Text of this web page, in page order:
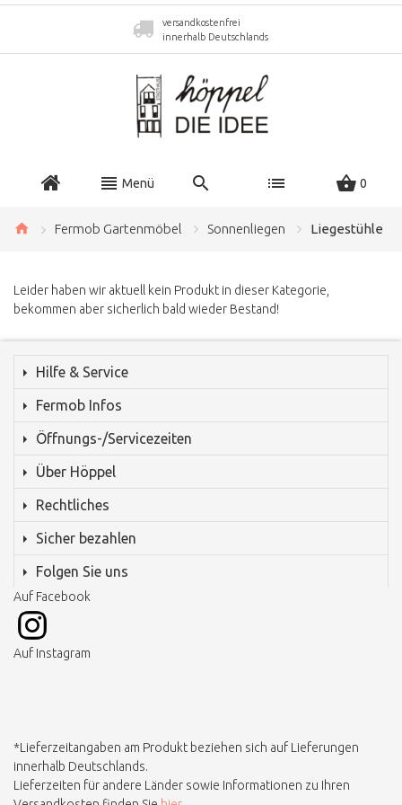
Service-Hotline
+49 (0) 7161 96 81 37
versandkostenfrei
innerhalb Deutschlands
Menü 0
Fermob Gartenmöbel Sonnenliegen Liegestühle
Leider haben wir aktuell kein Produkt in dieser Kategorie,
bekommen aber sicherlich bald wieder Bestand!
Hilfe & Service
Fermob Infos
Öffnungs-/Servicezeiten
Über Höppel
Rechtliches
Sicher bezahlen
Folgen Sie uns
Auf Facebook
Auf Instagram
*Lieferzeitangaben am Produkt beziehen sich auf Lieferungen
innerhalb Deutschlands.
Lieferzeiten für andere Länder sowie Informationen zu Ihren